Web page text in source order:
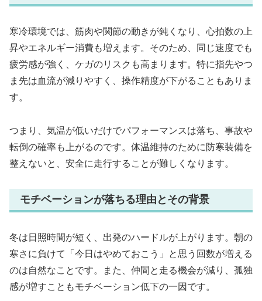
寒冷環境では、筋肉や関節の動きが鈍くなり、心拍数の上
昇やエネルギー消費も増えます。そのため、同じ速度でも
疲労感が強く、ケガのリスクも高まります。特に指先やつ
ま先は血流が減りやすく、操作精度が下がることもありま
す。
つまり、気温が低いだけでパフォーマンスは落ち、事故や
転倒の確率も上がるのです。体温維持のために防寒装備を
整えないと、安全に走行することが難しくなります。
モチベーションが落ちる理由とその背景
冬は日照時間が短く、出発のハードルが上がります。朝の
寒さに負けて「今日はやめておこう」と思う回数が増える
のは自然なことです。また、仲間と走る機会が減り、孤独
感が増すこともモチベーション低下の一因です。